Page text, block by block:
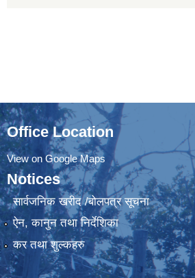
Office Location
View on Google Maps
Notices
सार्वजनिक खरीद /बोलपत्र सूचना
ऐन, कानुन तथा निर्देशिका
कर तथा शुल्कहरु